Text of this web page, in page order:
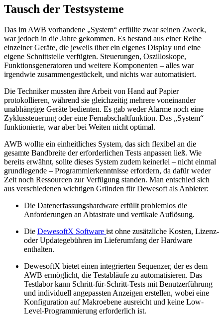
Tausch der Testsysteme
Das im AWB vorhandene „System“ erfüllte zwar seinen Zweck,
war jedoch in die Jahre gekommen. Es bestand aus einer Reihe
einzelner Geräte, die jeweils über ein eigenes Display und eine
eigene Schnittstelle verfügten. Steuerungen, Oszilloskope,
Funktionsgeneratoren und weitere Komponenten – alles war
irgendwie zusammengestückelt, und nichts war automatisiert.
Die Techniker mussten ihre Arbeit von Hand auf Papier
protokollieren, während sie gleichzeitig mehrere voneinander
unabhängige Geräte bedienten. Es gab weder Alarme noch eine
Zyklussteuerung oder eine Fernabschaltfunktion. Das „System“
funktionierte, war aber bei Weiten nicht optimal.
AWB wollte ein einheitliches System, das sich flexibel an die
gesamte Bandbreite der erforderlichen Tests anpassen ließ. Wie
bereits erwähnt, sollte dieses System zudem keinerlei – nicht einmal
grundlegende – Programmierkenntnisse erfordern, da dafür weder
Zeit noch Ressourcen zur Verfügung standen. Man entschied sich
aus verschiedenen wichtigen Gründen für Dewesoft als Anbieter:
Die Datenerfassungshardware erfüllt problemlos die
Anforderungen an Abtastrate und vertikale Auflösung.
Die DewesoftX Software ist ohne zusätzliche Kosten, Lizenz-
oder Updategebühren im Lieferumfang der Hardware
enthalten.
DewesoftX bietet einen integrierten Sequenzer, der es dem
AWB ermöglicht, die Testabläufe zu automatisieren. Das
Testlabor kann Schritt-für-Schritt-Tests mit Benutzerführung
und individuell angepassten Anzeigen erstellen, wobei eine
Konfiguration auf Makroebene ausreicht und keine Low-
Level-Programmierung erforderlich ist.